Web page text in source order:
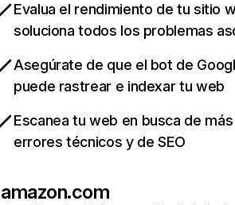
Evalua el rendimiento de tu sitio
soluciona todos los problemas
Asegúrate de que el bot de
puede rastrear e indexar tu web
Escanea tu web en busca de
errores técnicos y de SEO
amazon.com